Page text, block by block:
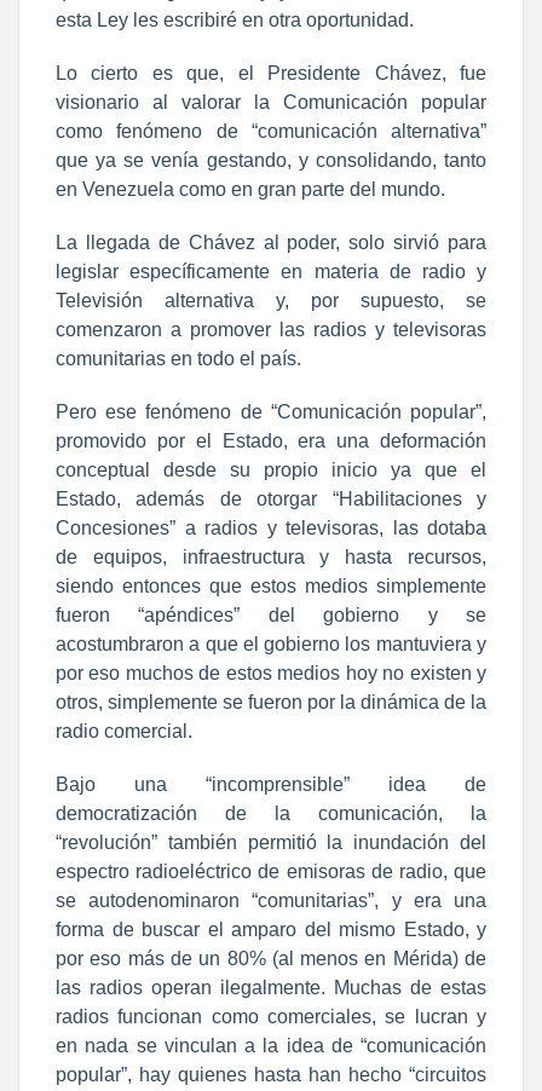
esta Ley les escribiré en otra oportunidad.
Lo cierto es que, el Presidente Chávez, fue
visionario al valorar la Comunicación popular
como fenómeno de “comunicación alternativa”
que ya se venía gestando, y consolidando, tanto
en Venezuela como en gran parte del mundo.
La llegada de Chávez al poder, solo sirvió para
legislar específicamente en materia de radio y
Televisión alternativa y, por supuesto, se
comenzaron a promover las radios y televisoras
comunitarias en todo el país.
Pero ese fenómeno de “Comunicación popular”,
promovido por el Estado, era una deformación
conceptual desde su propio inicio ya que el
Estado, además de otorgar “Habilitaciones y
Concesiones” a radios y televisoras, las dotaba
de equipos, infraestructura y hasta recursos,
siendo entonces que estos medios simplemente
fueron “apéndices” del gobierno y se
acostumbraron a que el gobierno los mantuviera y
por eso muchos de estos medios hoy no existen y
otros, simplemente se fueron por la dinámica de la
radio comercial.
Bajo una “incomprensible” idea de
democratización de la comunicación, la
“revolución” también permitió la inundación del
espectro radioeléctrico de emisoras de radio, que
se autodenominaron “comunitarias”, y era una
forma de buscar el amparo del mismo Estado, y
por eso más de un 80% (al menos en Mérida) de
las radios operan ilegalmente. Muchas de estas
radios funcionan como comerciales, se lucran y
en nada se vinculan a la idea de “comunicación
popular”, hay quienes hasta han hecho “circuitos